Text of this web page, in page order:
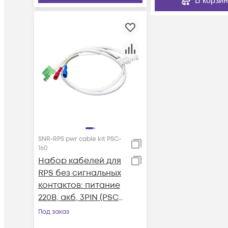
SNR-RPS pwr cable kit PSC-
160
Набор кабелей для
RPS без сигнальных
контактов: питание
220В, акб, 3PIN (PSC-
160A-C)
Под заказ